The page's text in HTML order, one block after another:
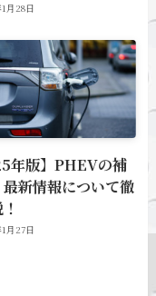
月28日
年版】PHEVの補
新情報について徹
月27日